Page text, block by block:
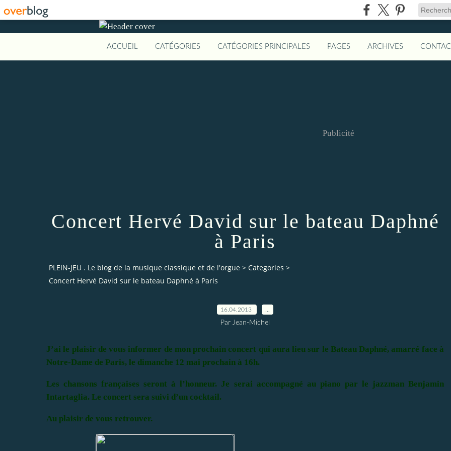
ACCUEIL CATÉGORIES CATÉGORIES PRINCIPALES PAGES ARCHIVES
Publicité
Concert Hervé David sur le bateau Daphné
à Paris
PLEIN-JEU . Le blog de la musique classique et de l'orgue > Categories >
Concert Hervé David sur le bateau Daphné à Paris
16.04.2013
Par Jean-Michel
J’ai le plaisir de vous informer de mon prochain concert qui aura lieu sur le Bateau Daphné, amarré face à
Notre-Dame de Paris, le dimanche 12 mai prochain à 16h.
Les chansons françaises seront à l’honneur. Je serai accompagné au piano par le jazzman Benjamin
Intartaglia. Le concert sera suivi d’un cocktail.
Au plaisir de vous retrouver.